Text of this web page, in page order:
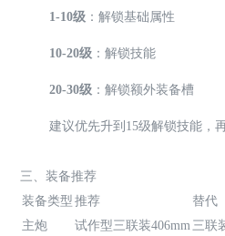
1-10级 ：解锁基础属性
10-20级 ：解锁技能
20-30级 ：解锁额外装备槽
建议优先升到15级解锁技能，
三、装备推荐
装备类型 推荐 替代
主炮
试作型三联装406mm 三联